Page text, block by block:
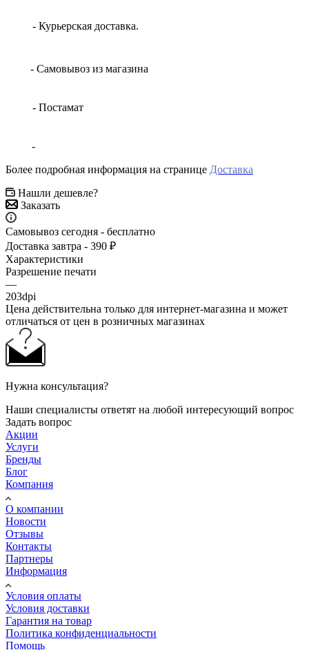
- Курьерская доставка.
- Самовывоз из магазина
- Постамат
-
Более подробная информация на странице Доставка
Нашли дешевле?
Заказать
Самовывоз сегодня - бесплатно
Доставка завтра - 390 ₽
Характеристики
Разрешение печати
—
203dpi
Цена действительна только для интернет-магазина и может
отличаться от цен в розничных магазинах
Нужна консультация?
Наши специалисты ответят на любой интересующий вопрос
Задать вопрос
Акции
Услуги
Бренды
Блог
Компания
О компании
Новости
Отзывы
Контакты
Партнеры
Информация
Условия оплаты
Условия доставки
Гарантия на товар
Политика конфиденциальности
Помощь